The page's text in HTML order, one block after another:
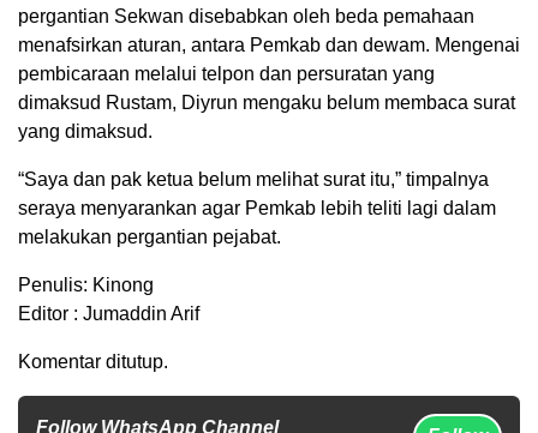
pergantian Sekwan disebabkan oleh beda pemahaan
menafsirkan aturan, antara Pemkab dan dewam. Mengenai
pembicaraan melalui telpon dan persuratan yang
dimaksud Rustam, Diyrun mengaku belum membaca surat
yang dimaksud.
“Saya dan pak ketua belum melihat surat itu,” timpalnya
seraya menyarankan agar Pemkab lebih teliti lagi dalam
melakukan pergantian pejabat.
Penulis: Kinong
Editor : Jumaddin Arif
Komentar ditutup.
Follow WhatsApp Channel